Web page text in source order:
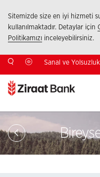
Sitemizde size en iyi hizmeti
kullanılmaktadır. Detaylar için
Politikamızı inceleyebilirsiniz.
Sanal ve